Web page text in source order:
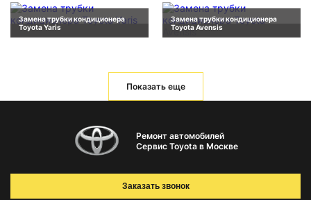
Замена трубки кондиционера
Toyota Yaris
Замена трубки кондиционера
Toyota Avensis
Показать еще
Ремонт автомобилей
Сервис Toyota в Москве
Заказать звонок